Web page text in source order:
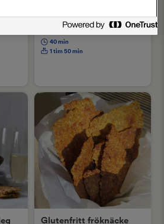
40 min
1 tim 50 min
Glutenfritt fröknäcke